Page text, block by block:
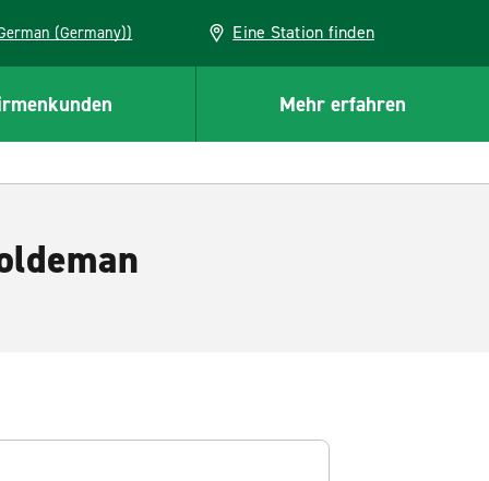
(German (Germany)) Eine Station finden
Mehr erfahren